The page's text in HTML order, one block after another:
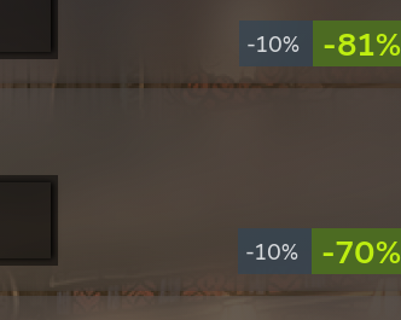
-10% -81%
-10% -70%